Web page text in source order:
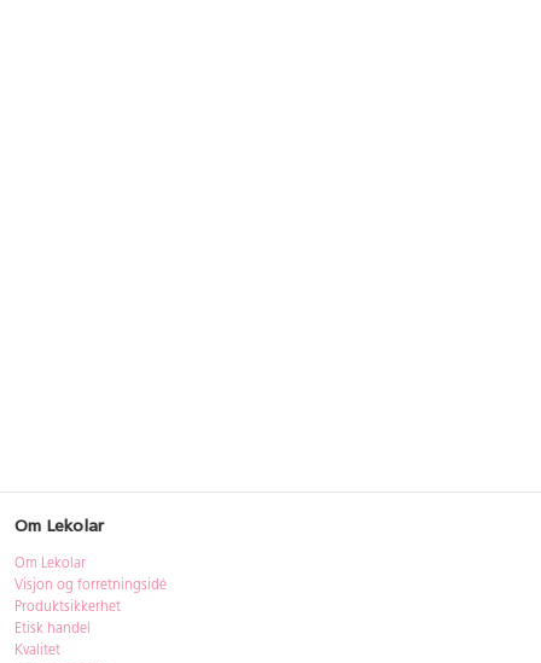
Om Lekolar
Om Lekolar
Visjon og forretningsidé
Produktsikkerhet
Etisk handel
Kvalitet